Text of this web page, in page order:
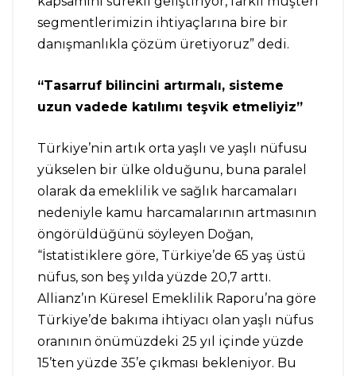
segmentlerimizin ihtiyaçlarına bire bir
danışmanlıkla çözüm üretiyoruz” dedi.
“Tasarruf bilincini artırmalı, sisteme
uzun vadede katılımı teşvik etmeliyiz”
Türkiye’nin artık orta yaşlı ve yaşlı nüfusu
yükselen bir ülke olduğunu, buna paralel
olarak da emeklilik ve sağlık harcamaları
nedeniyle kamu harcamalarının artmasının
öngörüldüğünü söyleyen Doğan,
“İstatistiklere göre, Türkiye’de 65 yaş üstü
nüfus, son beş yılda yüzde 20,7 arttı.
Allianz’ın Küresel Emeklilik Raporu’na göre
Türkiye’de bakıma ihtiyacı olan yaşlı nüfus
oranının önümüzdeki 25 yıl içinde yüzde
15’ten yüzde 35’e çıkması bekleniyor. Bu